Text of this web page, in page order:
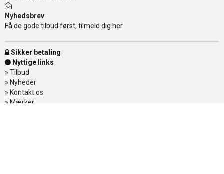
Nyhedsbrev
Få de gode tilbud først, tilmeld dig her
Sikker betaling
Nyttige links
» Tilbud
» Nyheder
» Kontakt os
» Mærker